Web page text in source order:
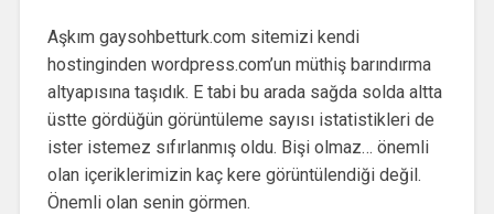
Aşkım gaysohbetturk.com sitemizi kendi
hostinginden wordpress.com’un müthiş barındırma
altyapısına taşıdık. E tabi bu arada sağda solda altta
üstte gördüğün görüntüleme sayısı istatistikleri de
ister istemez sıfırlanmış oldu. Bişi olmaz… önemli
olan içeriklerimizin kaç kere görüntülendiği değil.
Önemli olan senin görmen.